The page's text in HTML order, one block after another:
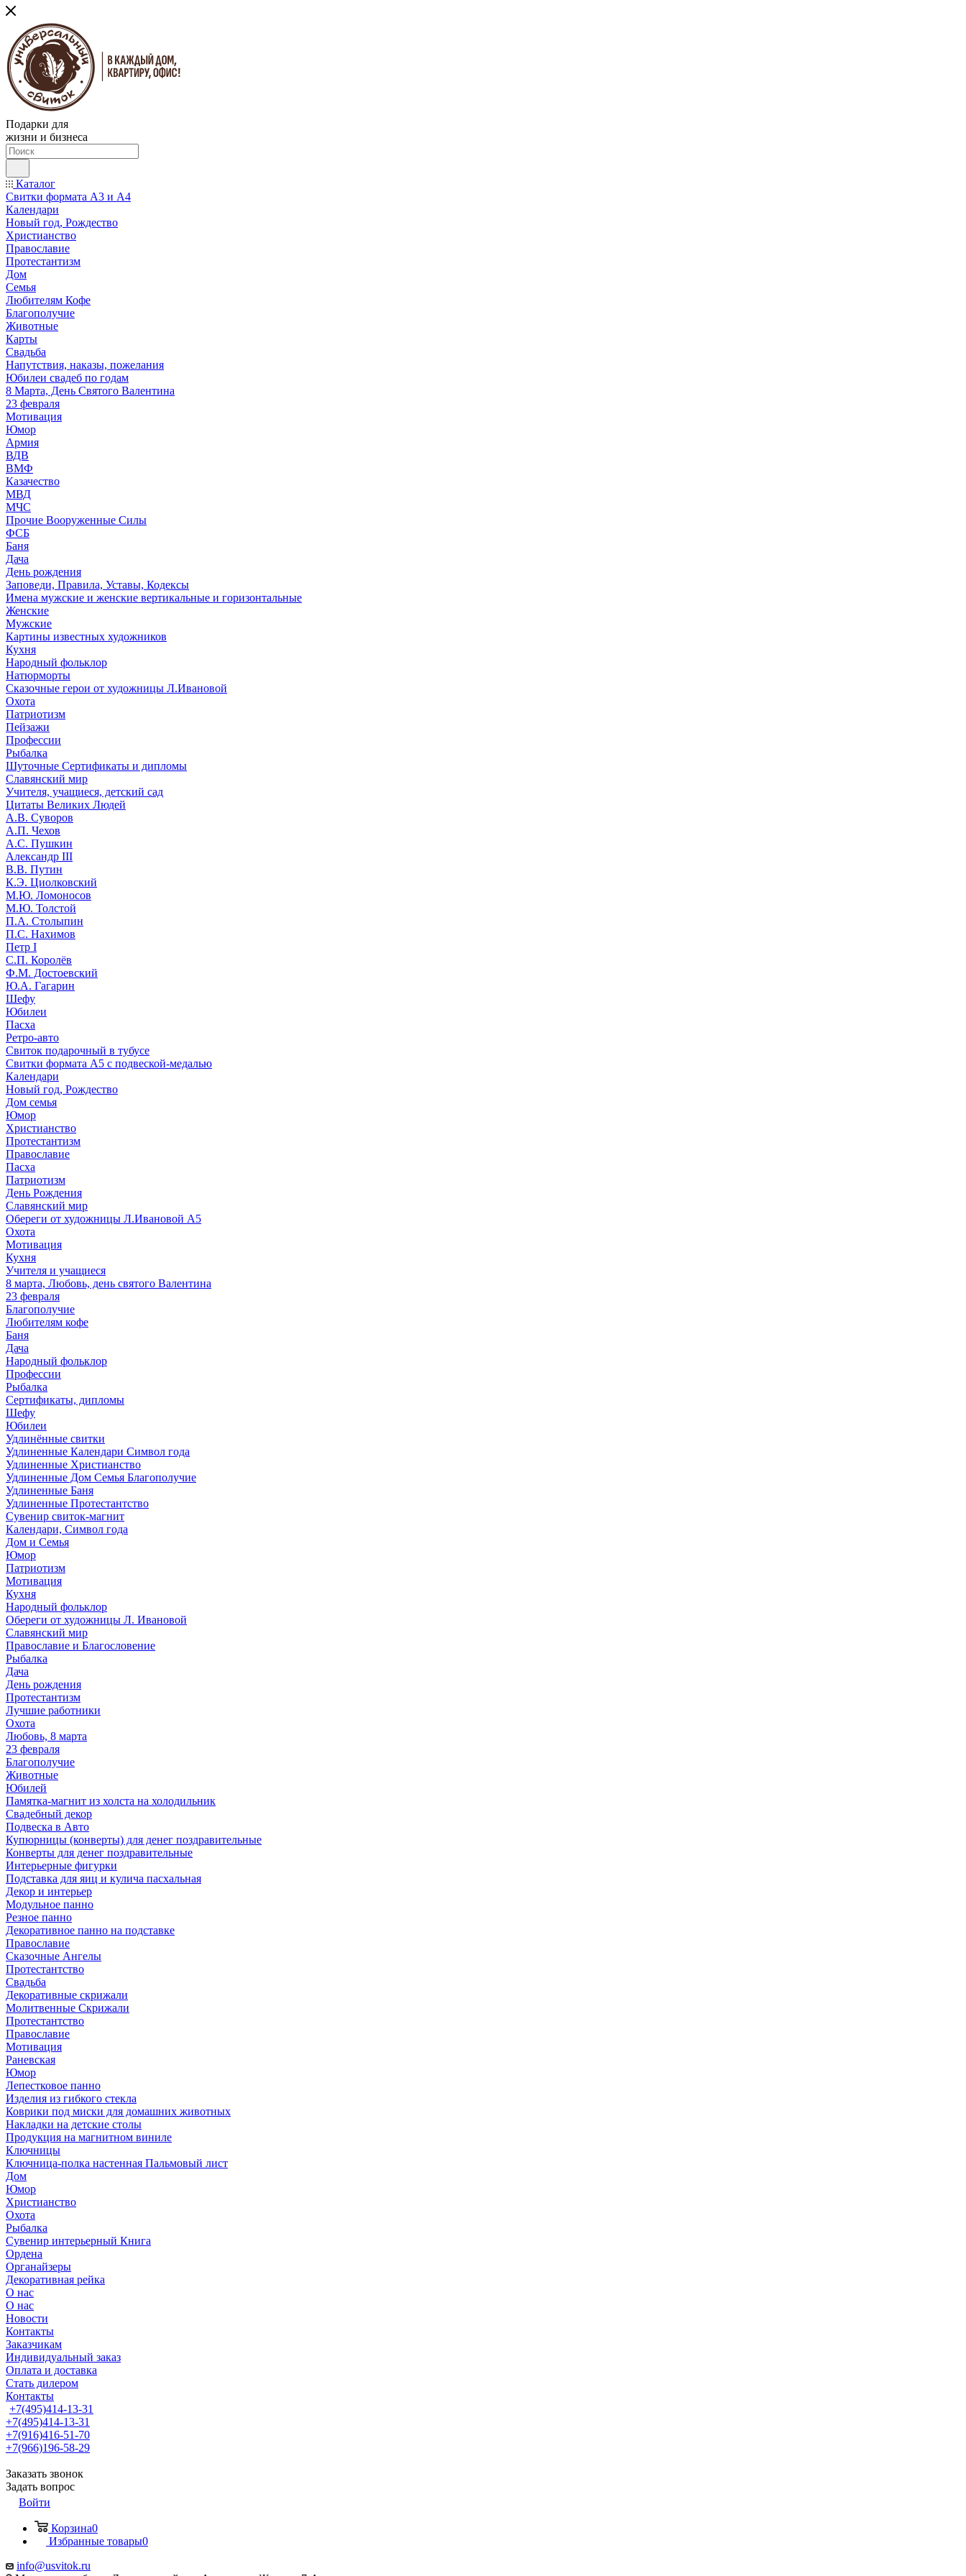
Подарки для
жизни и бизнеса
Каталог
Свитки формата А3 и А4
Календари
Новый год, Рождество
Христианство
Православие
Протестантизм
Дом
Семья
Любителям Кофе
Благополучие
Животные
Карты
Свадьба
Напутствия, наказы, пожелания
Юбилеи свадеб по годам
8 Марта, День Святого Валентина
23 февраля
Мотивация
Юмор
Армия
ВДВ
ВМФ
Казачество
МВД
МЧС
Прочие Вооруженные Силы
ФСБ
Баня
Дача
День рождения
Заповеди, Правила, Уставы, Кодексы
Имена мужские и женские вертикальные и горизонтальные
Женские
Мужские
Картины известных художников
Кухня
Народный фольклор
Натюрморты
Сказочные герои от художницы Л.Ивановой
Охота
Патриотизм
Пейзажи
Профессии
Рыбалка
Шуточные Сертификаты и дипломы
Славянский мир
Учителя, учащиеся, детский сад
Цитаты Великих Людей
А.В. Суворов
А.П. Чехов
А.С. Пушкин
Александр III
В.В. Путин
К.Э. Циолковский
М.Ю. Ломоносов
М.Ю. Толстой
П.А. Столыпин
П.С. Нахимов
Петр I
С.П. Королёв
Ф.М. Достоевский
Ю.А. Гагарин
Шефу
Юбилеи
Пасха
Ретро-авто
Свиток подарочный в тубусе
Свитки формата А5 с подвеской-медалью
Календари
Новый год, Рождество
Дом семья
Юмор
Христианство
Протестантизм
Православие
Пасха
Патриотизм
День Рождения
Славянский мир
Обереги от художницы Л.Ивановой А5
Охота
Мотивация
Кухня
Учителя и учащиеся
8 марта, Любовь, день святого Валентина
23 февраля
Благополучие
Любителям кофе
Баня
Дача
Народный фольклор
Профессии
Рыбалка
Сертификаты, дипломы
Шефу
Юбилеи
Удлинённые свитки
Удлиненные Календари Символ года
Удлиненные Христианство
Удлиненные Дом Семья Благополучие
Удлиненные Баня
Удлиненные Протестантство
Сувенир свиток-магнит
Календари, Символ года
Дом и Семья
Юмор
Патриотизм
Мотивация
Кухня
Народный фольклор
Обереги от художницы Л. Ивановой
Славянский мир
Православие и Благословение
Рыбалка
Дача
День рождения
Протестантизм
Лучшие работники
Охота
Любовь, 8 марта
23 февраля
Благополучие
Животные
Юбилей
Памятка-магнит из холста на холодильник
Свадебный декор
Подвеска в Авто
Купюрницы (конверты) для денег поздравительные
Конверты для денег поздравительные
Интерьерные фигурки
Подставка для яиц и кулича пасхальная
Декор и интерьер
Модульное панно
Резное панно
Декоративное панно на подставке
Православие
Сказочные Ангелы
Протестантство
Свадьба
Декоративные скрижали
Молитвенные Скрижали
Протестантство
Православие
Мотивация
Раневская
Юмор
Лепестковое панно
Изделия из гибкого стекла
Коврики под миски для домашних животных
Накладки на детские столы
Продукция на магнитном виниле
Ключницы
Ключница-полка настенная Пальмовый лист
Дом
Юмор
Христианство
Охота
Рыбалка
Сувенир интерьерный Книга
Ордена
Органайзеры
Декоративная рейка
О нас
О нас
Новости
Контакты
Заказчикам
Индивидуальный заказ
Оплата и доставка
Стать дилером
Контакты
+7(495)414-13-31
+7(495)414-13-31
+7(916)416-51-70
+7(966)196-58-29
Заказать звонок
Задать вопрос
Войти
Корзина0
Избранные товары0
info@usvitok.ru